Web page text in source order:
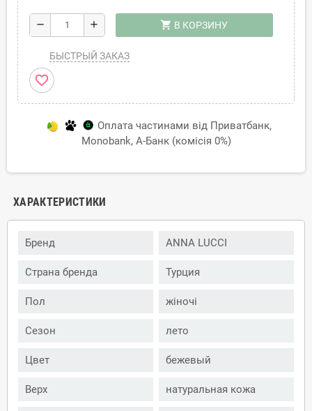
remove add shopping_cart В КОРЗИНУ
БЫСТРЫЙ ЗАКАЗ
favorite_border
Оплата частинами від Приватбанк,
Monobank, А-Банк (комісія 0%)
ХАРАКТЕРИСТИКИ
Бренд ANNA LUCCI
Страна бренда Турция
Пол жіночі
Сезон лето
Цвет бежевый
Верх натуральная кожа